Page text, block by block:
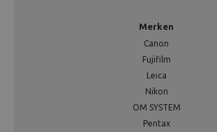
Merken
Canon
Fujifilm
Leica
Nikon
OM SYSTEM
Pentax